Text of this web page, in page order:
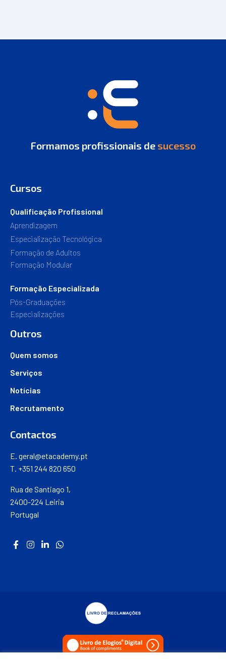
Formamos profissionais de sucesso
Cursos
Qualificação Profissional
Aprendizagem
Especialização Tecnológica
Formação de Adultos
Formação Modular
Formação Especializada
Pós-Graduações
Especializações
Outros
Quem somos
Serviços
Notícias
Recrutamento
Contactos
E. geral@etacademy.pt
T. +351 244 820 650
Rua de Santiago 1,
2400-224 Leiria
Portugal